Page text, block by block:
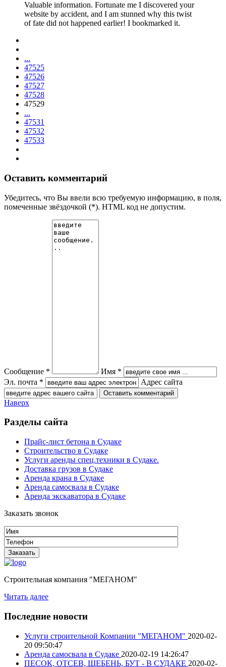
Valuable information. Fortunate me I discovered your
website by accident, and I am stunned why this twist
of fate did not happened earlier! I bookmarked it.
...
47525
47526
47527
47528
47529
...
47531
47532
47533
Оставить комментарий
Убедитесь, что Вы ввели всю требуемую информацию, в поля,
помеченные звёздочкой (*). HTML код не допустим.
Сообщение *
Имя *
Эл. почта *
Адрес сайта
Наверх
Разделы сайта
Прайс-лист бетона в Судаке
Строительство в Судаке
Услуги аренды спец.техники в Судаке.
Доставка грузов в Судаке
Аренда крана в Судаке
Аренда самосвала в Судаке
Аренда экскаватора в Судаке
Заказать звонок
Строительная компания "МЕГАНОМ"
Читать далее
Последние новости
Услуги строительной Компании "МЕГАНОМ" 2020-02-
20 09:50:47
Аренда самосвала в Судаке 2020-02-19 14:26:47
ПЕСОК, ОТСЕВ, ЩЕБЕНЬ, БУТ - В СУДАКЕ 2020-02-